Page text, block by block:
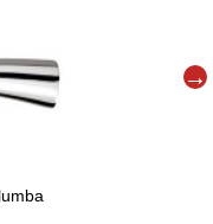
3В8 290.0.0